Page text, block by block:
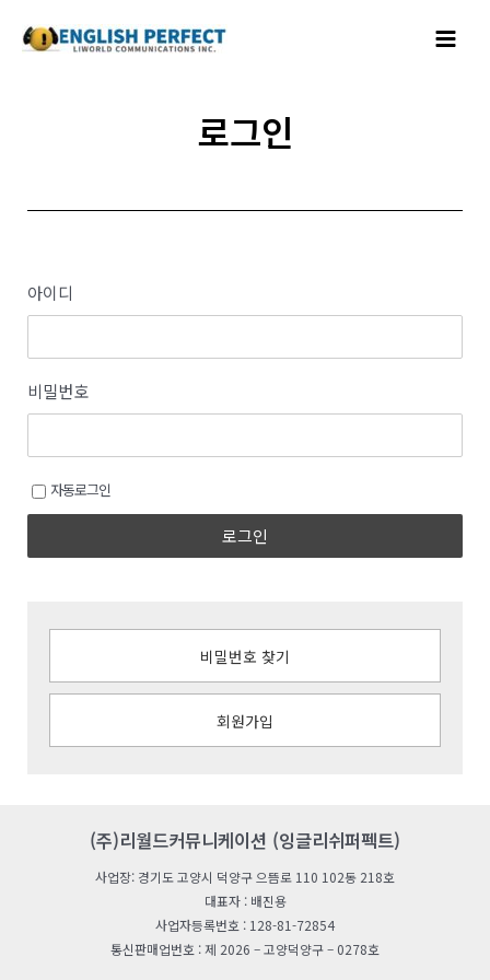
건너뛰기
Menu
로그인
아이디
비밀번호
자동로그인
로그인
비밀번호 찾기
회원가입
(주)리월드커뮤니케이션 (잉글리쉬퍼펙트)
사업장: 경기도 고양시 덕양구 으뜸로 110 102동 218호
대표자 : 배진용
사업자등록번호 : 128-81-72854
통신판매업번호 : 제 2026 – 고양덕양구 – 0278호